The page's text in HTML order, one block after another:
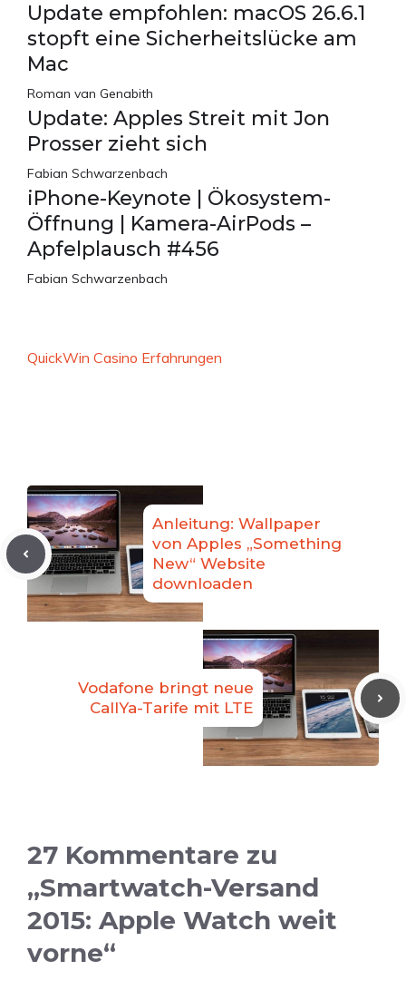
Update empfohlen: macOS 26.6.1
stopft eine Sicherheitslücke am
Mac
Roman van Genabith
Update: Apples Streit mit Jon
Prosser zieht sich
Fabian Schwarzenbach
iPhone-Keynote | Ökosystem-
Öffnung | Kamera-AirPods –
Apfelplausch #456
Fabian Schwarzenbach
QuickWin Casino Erfahrungen
Anleitung: Wallpaper
von Apples „Something
New“ Website
downloaden
Vodafone bringt neue
CallYa-Tarife mit LTE
27 Kommentare zu
„Smartwatch-Versand
2015: Apple Watch weit
vorne“